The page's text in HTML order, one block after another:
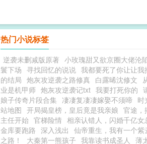
热门小说标签
逆袭未删减版原著 小玫瑰甜又欲京圈大佬沦
鬟下场 寻找回忆的说说 我都要死了你让让我
的结局 炮灰攻逆袭之路修真 白露晞沈修文
业是机甲师 炮灰攻逆袭记txt 我要打死你的
娘子传奇片段合集 凄凄复凄凄嫁娶不须啼 时
站地图 开局揭皇榜，皇后竟是我亲娘 官途，
主任开始 官梯险情 相亲认错人，闪婚千亿女
金库要跑路 深入浅出 仙帝重生，我有一个紫
之路！
大秦第一熊孩子 我靠读书成圣人 薄